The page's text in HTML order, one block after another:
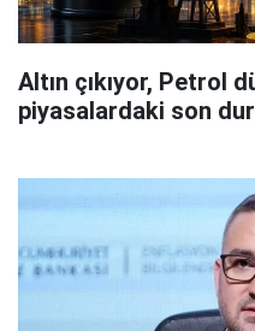
Altın çıkıyor, Petrol
piyasalardaki son